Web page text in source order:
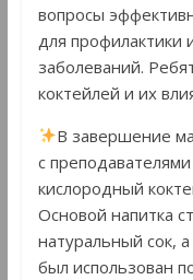
вопросы
для профилактики
заболеваний.
коктейлей и их
В завершение
с
кислородный
Основой напитка
натуральный сок,
был использован